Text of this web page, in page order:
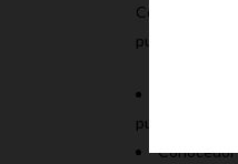
Con estos
publicitarias.
publicidad